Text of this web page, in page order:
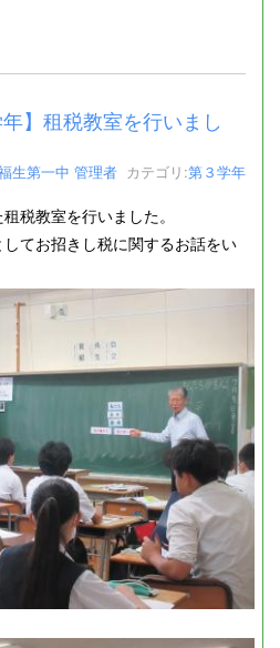
】租税教室を行いまし
生第一中 管理者 カテゴリ:第３学年
税教室を行いました。
てお招きし税に関するお話をい